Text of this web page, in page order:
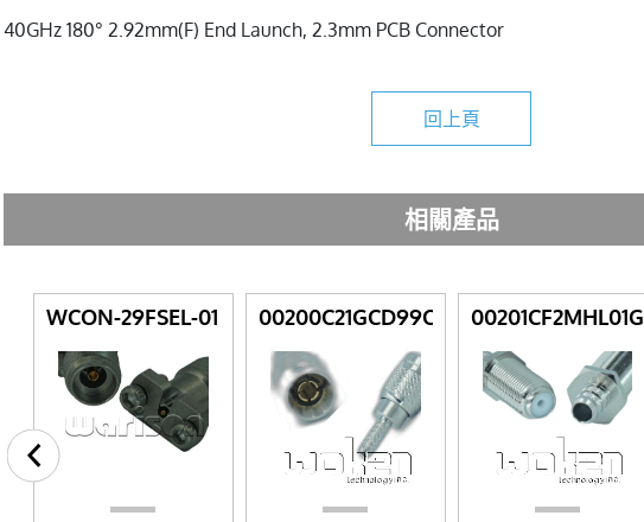
40GHz 180° 2.92mm(F) End Launch, 2.3mm PCB Connector
回上頁
相關產品
WCON-29FSEL-01 00200C21GCD99C 00201CF2MHL01G